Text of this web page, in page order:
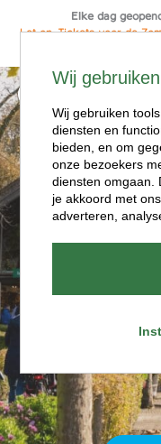
Elke dag
Let op: Tickets voor de
Ga
naar
de
inhoud
Wij
Wij gebruiken
diensten en
bieden, en om
onze bezoekers
diensten omgaan.
je akkoord met
adverteren,